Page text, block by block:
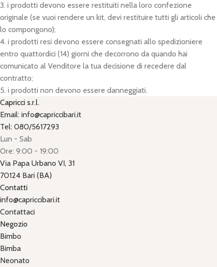
3. i prodotti devono essere restituiti nella loro confezione
originale (se vuoi rendere un kit, devi restituire tutti gli articoli che
lo compongono);
4. i prodotti resi devono essere consegnati allo spedizioniere
entro quattordici (14) giorni che decorrono da quando hai
comunicato al Venditore la tua decisione di recedere dal
contratto;
5. i prodotti non devono essere danneggiati.
Capricci s.r.l.
Email: info@capriccibari.it
Tel: 080/5617293
Lun - Sab
Ore: 9:00 - 19:00
Via Papa Urbano VI, 31
70124 Bari (BA)
Contatti
info@capriccibari.it
Contattaci
Negozio
Bimbo
Bimba
Neonato